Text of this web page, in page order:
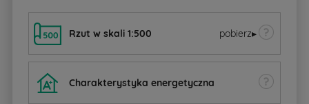
Rzut w skali 1:500 pobierz▸
Charakterystyka energetyczna